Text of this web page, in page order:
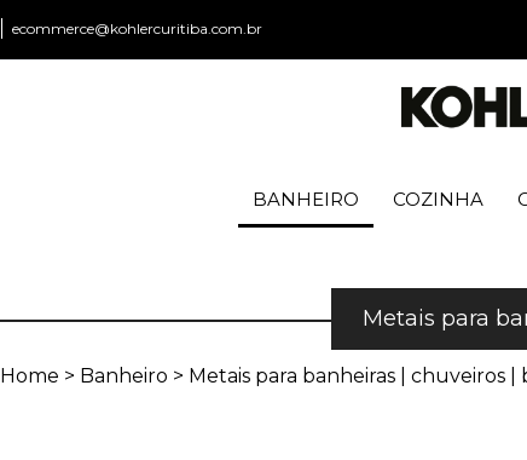
ecommerce@kohlercuritiba.com.br
BANHEIRO COZINHA
Metais para
Home > Banheiro > Metais para banheiras | chuveiros |